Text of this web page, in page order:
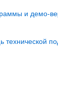
и демо-
технической